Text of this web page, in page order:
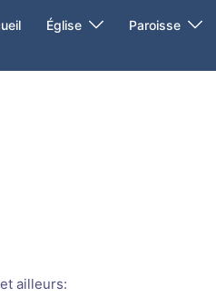
Église Paroisse
ailleurs: